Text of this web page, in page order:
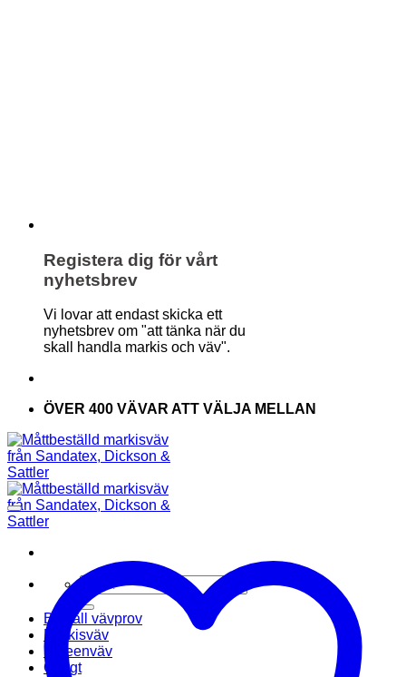
Registera dig för vårt
nyhetsbrev
Vi lovar att endast skicka ett
nyhetsbrev om "att tänka när du
skall handla markis och väv".
ÖVER 400 VÄVAR ATT VÄLJA MELLAN
Sök
efter:
Beställ vävprov
Markisväv
Screenväv
Övrigt